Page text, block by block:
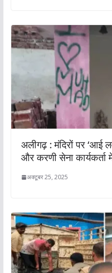
अलीगढ़ : मंदिरों पर ‘आई
और करणी सेना
अक्टूबर 25, 2025